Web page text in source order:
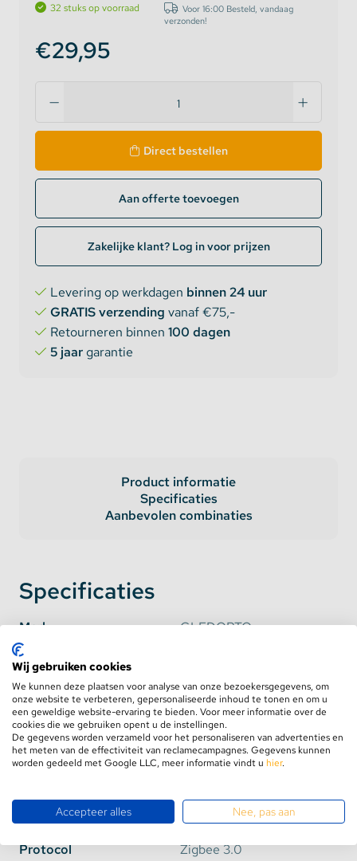
32 stuks op voorraad
Voor 16:00 Besteld, vandaag
verzonden!
€29,95
Direct bestellen
Aan offerte toevoegen
Zakelijke klant? Log in voor prijzen
Levering op werkdagen binnen 24 uur
GRATIS verzending vanaf €75,-
Retourneren binnen 100 dagen
5 jaargarantie
Product informatie
Specificaties
Aanbevolen combinaties
Specificaties
Merk GLEDOPTO
Artikelcode
Fabrikant
Werkt met*
Philips Hue Bridge*,
SmartThings, Ikea
Trådfri, Osram Lightify,
Protocol Zigbee 3.0
Wij gebruiken cookies
We kunnen deze plaatsen voor analyse van onze bezoekersgegevens, om
onze website te verbeteren, gepersonaliseerde inhoud te tonen en om u
een geweldige website-ervaring te bieden. Voor meer informatie over de
cookies die we gebruiken opent u de instellingen.
De gegevens worden verzameld voor het personaliseren van advertenties en
het meten van de effectiviteit van reclamecampagnes. Gegevens kunnen
worden gedeeld met Google LLC, meer informatie vindt u hier.
Accepteer alles Nee, pas aan